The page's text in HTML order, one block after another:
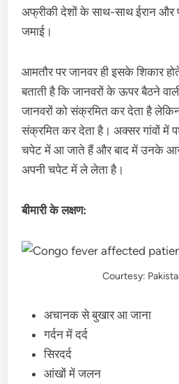
अफ्रीकी देशों के साथ-साथ ईरान और
जमाई।
आमतौर पर जानवर ही इसके शिकार
बताती है कि जानवरों के ऊपर बैठने
जानवरों को संक्रमित कर देता है
संक्रमित कर देता है। अक्सर गांवों में
चपेट में आ जाते हैं और बाद में उनके
अपनी चपेट में ले लेता है।
बीमारी के लक्षण:
Courtesy:
अचानक से बुखार आ जाना
गर्दन में दर्द
सिरदर्द
आंखों में जलन